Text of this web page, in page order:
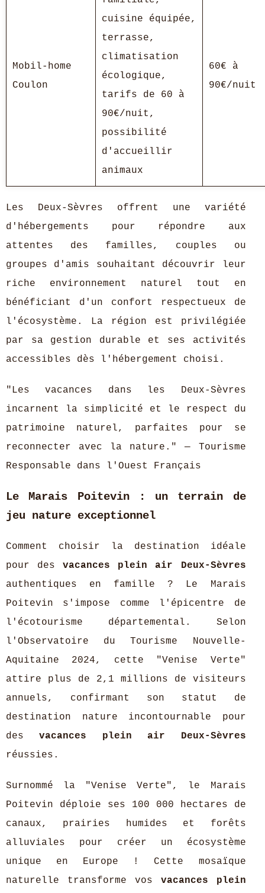
Mobil-home
Coulon
cuisine équipée,
terrasse,
climatisation
écologique,
tarifs de 60 à
90€/nuit,
possibilité
d'accueillir
animaux
60€ à
90€/nuit
Les Deux-Sèvres offrent une variété
d'hébergements pour répondre aux
attentes des familles, couples ou
groupes d'amis souhaitant découvrir leur
riche environnement naturel tout en
bénéficiant d'un confort respectueux de
l'écosystème. La région est privilégiée
par sa gestion durable et ses activités
accessibles dès l'hébergement choisi.
"Les vacances dans les Deux-Sèvres
incarnent la simplicité et le respect du
patrimoine naturel, parfaites pour se
reconnecter avec la nature." — Tourisme
Responsable dans l'Ouest Français
Le Marais Poitevin : un terrain de
jeu nature exceptionnel
Comment choisir la destination idéale
pour desvacances plein air Deux-Sèvres
authentiques en famille ? Le Marais
Poitevin s'impose comme l'épicentre de
l'écotourisme départemental. Selon
l'Observatoire du Tourisme Nouvelle-
Aquitaine 2024, cette "Venise Verte"
attire plus de 2,1 millions de visiteurs
annuels, confirmant son statut de
destination nature incontournable pour
desvacances plein air Deux-Sèvres
réussies.
Surnommé la "Venise Verte", le Marais
Poitevin déploie ses 100 000 hectares de
canaux, prairies humides et forêts
alluviales pour créer un écosystème
unique en Europe ! Cette mosaïque
naturelle transforme vos vacances plein